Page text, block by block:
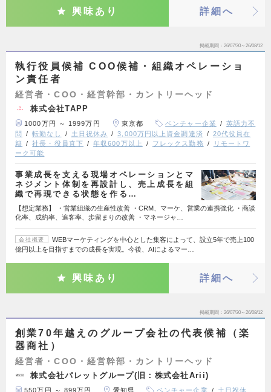
興味あり 詳細へ
掲載期間 26/07/30～26/08/12
執行役員候補 COO候補・組織オペレーショ
ン責任者
経営者・COO・経営幹部・カントリーヘッド
株式会社TAPP
1000万円 ～ 1999万円 東京都 ベンチャー企業
英語力不
問
転勤なし 土日祝休み 3,000万円以上資金調達済
20代役員在
籍
社長・役員直下 年収600万以上 フレックス勤務
リモートワ
ーク可能
事業成長を支える現場オペレーションとマ
ネジメント体制を再設計し、売上成長を組
織で再現できる状態を作る…
【想定業務】 ・営業組織の生産性改善 ・CRM、マーケ、営業の連携強化 ・商談
化率、成約率、追客率、歩留まりの改善 ・マネージャ…
会社概要
WEBマーケティングを中心とした集客によって、設立5年で売上100
億円以上を目指すまでの成長を実現。今後、AIによるマー…
興味あり 詳細へ
掲載期間 26/07/30～26/08/12
創業70年越えのグループ会社の代表候補（楽
器商社）
経営者・COO・経営幹部・カントリーヘッド
株式会社パレットグループ(旧：株式会社Arii)
550万円 ～ 899万円 愛知県 ベンチャー企業 土日祝休